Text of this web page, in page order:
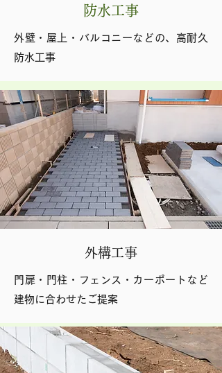
防水工事
外壁・屋上・バルコニーなどの、高耐久
防水工事
​外構工事
門扉・門柱・フェンス・カーポートなど
建物に合わせたご提案